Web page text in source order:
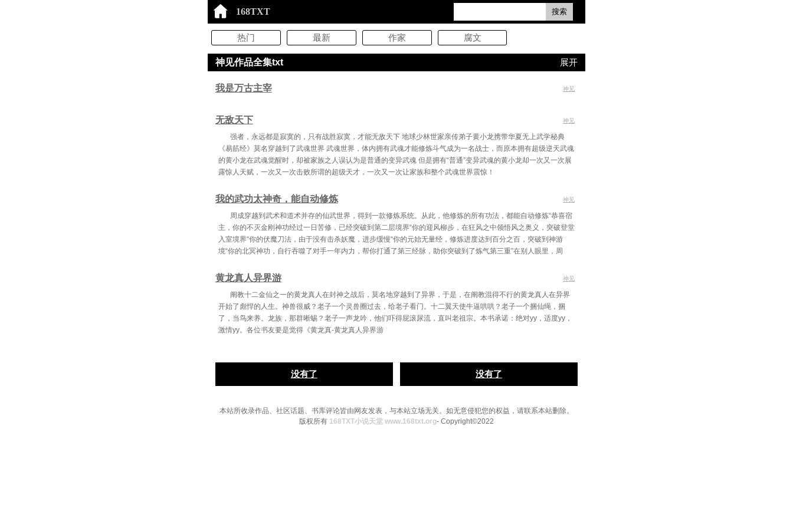
168TXT 搜索
热门 最新 作家 腐文
神见作品全集txt 展开
我是万古主宰 神见
无敌天下 神见
强者，永远都是寂寞的，只有战胜寂寞，才能无敌天下 地球少林世家亲传弟子黄小龙携带华夏无上武学秘典
《易筋经》莫名穿越到了武魂世界 武魂世界，体内拥有武魂才能修炼斗气成为一名战士，而原本拥有超级逆天武魂
的黄小龙在武魂觉醒时，却被家族之人误认为是普通的变异武魂 但是拥有“普通”变异武魂的黄小龙却一次又一次展
露惊人天赋，一次又一次击败所谓的超级天才，一次又一次让家族和整个武魂世界震惊！
我的武功太神奇，能自动修炼 神见
周成穿越到武术和道术并存的仙武世界，得到一款修炼系统。从此，他修炼的所有功法，都能自动修炼“恭喜宿
主，你的不灭金刚神功经过一日苦修，已经突破到第二层境界“你的迎风柳步，在狂风之中领悟风之奥义，突破登堂
入室境界“你的伏魔刀法，由于没有击杀妖魔，进步缓慢“你的元始无量经，修炼进度达到百分之百，突破到神游
境“你的北冥神功，自行吞噬了对手一年内力，帮你打通了第三经脉，助你突破到了炼气第三重”在别人眼里，周
黄龙真人异界游 神见
阐教十二金仙之一的黄龙真人在封神之战后，莫名地穿越到了异界，于是，在阐教混得不行的黄龙真人在异界
开始了彪悍的人生。神兽很威？老子一个灵兽圈过去，给老子看门。十二翼天使牛逼哄哄？老子一个捆仙绳，捆
了，当鸟来养。龙族，那群晰蜴？老子一声龙吟，他们吓得屁滚尿流，直叫老祖宗。本书承诺：绝对yy，适度yy，
激情yy。各位书友要是觉得《黄龙真-黄龙真人异界游
没有了 没有了
本站所收录作品、社区话题、书库评论皆由网友发表，与本站立场无关。如无意侵犯您的权益，请联系本站删除。
版权所有 168TXT小说天堂 www.168txt.org- Copyright©2022